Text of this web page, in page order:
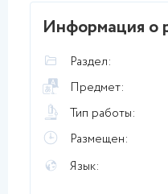
Информация о
Раздел:
Предмет:
Тип работы:
Размещен:
Язык: